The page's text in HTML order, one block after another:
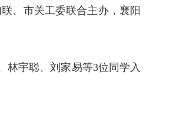
、市关工委联合主办，襄阳
林宇聪、刘家易等3位同学入